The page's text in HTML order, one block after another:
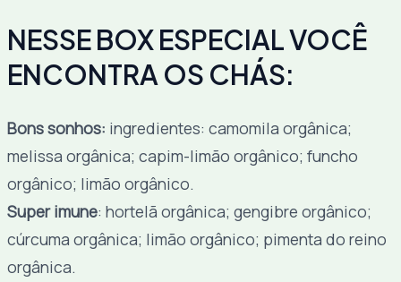
NESSE BOX ESPECIAL VOCÊ
ENCONTRA OS CHÁS:
Bons sonhos: ingredientes: camomila orgânica;
melissa orgânica; capim-limão orgânico; funcho
orgânico; limão orgânico.
Super imune: hortelã orgânica; gengibre orgânico;
cúrcuma orgânica; limão orgânico; pimenta do reino
orgânica.